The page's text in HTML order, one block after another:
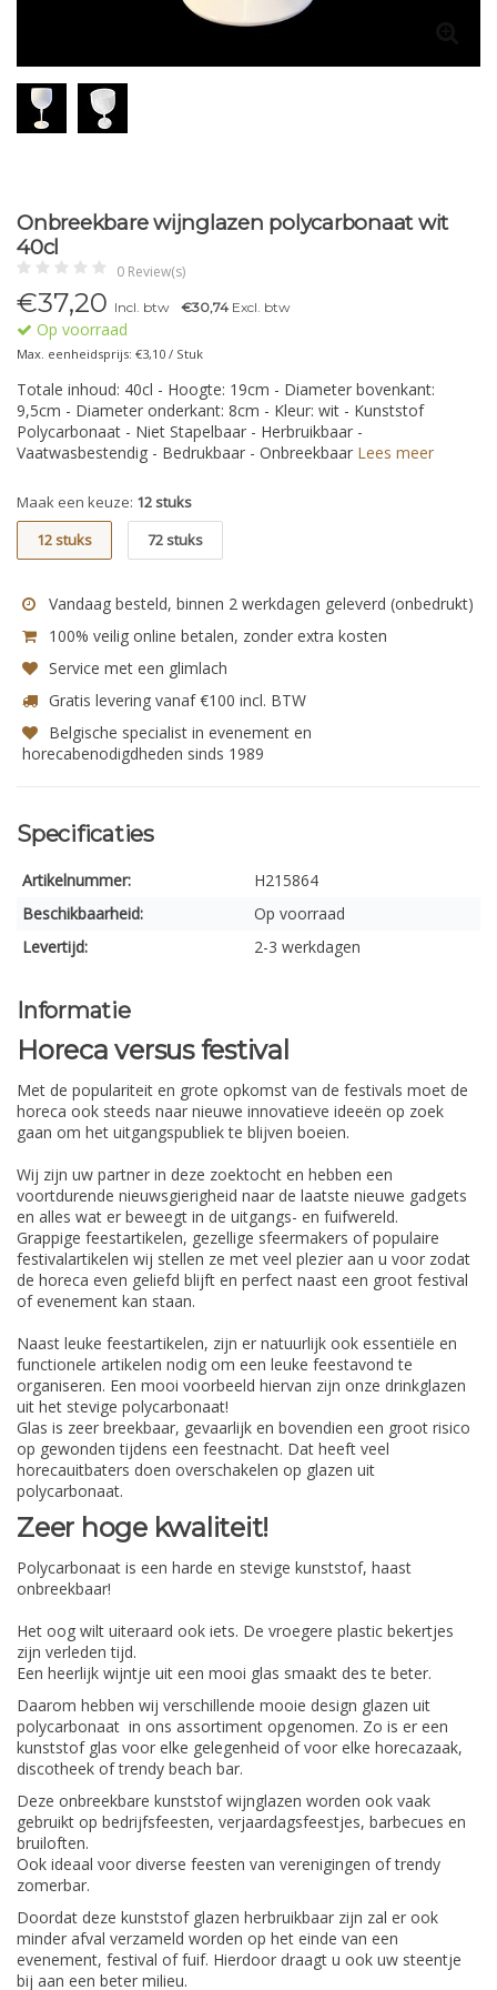
Onbreekbare wijnglazen polycarbonaat wit
40cl
0 Review(s)
€37,20 Incl. btw €30,74 Excl. btw
Op voorraad
Max. eenheidsprijs: €3,10 / Stuk
Totale inhoud: 40cl - Hoogte: 19cm - Diameter bovenkant:
9,5cm - Diameter onderkant: 8cm - Kleur: wit - Kunststof
Polycarbonaat - Niet Stapelbaar - Herbruikbaar -
Vaatwasbestendig - Bedrukbaar - Onbreekbaar Lees meer
Maak een keuze: 12 stuks
12 stuks
72 stuks
Vandaag besteld, binnen 2 werkdagen geleverd (onbedrukt)
100% veilig online betalen, zonder extra kosten
Service met een glimlach
Gratis levering vanaf €100 incl. BTW
Belgische specialist in evenement en
horecabenodigdheden sinds 1989
Specificaties
Artikelnummer:
H215864
Beschikbaarheid:
Op voorraad
Levertijd:
2-3 werkdagen
Informatie
Horeca versus festival
Met de populariteit en grote opkomst van de festivals moet de
horeca ook steeds naar nieuwe innovatieve ideeën op zoek
gaan om het uitgangspubliek te blijven boeien.
Wij zijn uw partner in deze zoektocht en hebben een
voortdurende nieuwsgierigheid naar de laatste nieuwe gadgets
en alles wat er beweegt in de uitgangs- en fuifwereld.
Grappige feestartikelen, gezellige sfeermakers of populaire
festivalartikelen wij stellen ze met veel plezier aan u voor zodat
de horeca even geliefd blijft en perfect naast een groot festival
of evenement kan staan.
Naast leuke feestartikelen, zijn er natuurlijk ook essentiële en
functionele artikelen nodig om een leuke feestavond te
organiseren. Een mooi voorbeeld hiervan zijn onze drinkglazen
uit het stevige polycarbonaat!
Glas is zeer breekbaar, gevaarlijk en bovendien een groot risico
op gewonden tijdens een feestnacht. Dat heeft veel
horecauitbaters doen overschakelen op glazen uit
polycarbonaat.
Zeer hoge kwaliteit!
Polycarbonaat is een harde en stevige kunststof, haast
onbreekbaar!
Het oog wilt uiteraard ook iets. De vroegere plastic bekertjes
zijn verleden tijd.
Een heerlijk wijntje uit een mooi glas smaakt des te beter.
Daarom hebben wij verschillende mooie design glazen uit
polycarbonaat in ons assortiment opgenomen. Zo is er een
kunststof glas voor elke gelegenheid of voor elke horecazaak,
discotheek of trendy beach bar.
Deze onbreekbare kunststof wijnglazen worden ook vaak
gebruikt op bedrijfsfeesten, verjaardagsfeestjes, barbecues en
bruiloften.
Ook ideaal voor diverse feesten van verenigingen of trendy
zomerbar.
Doordat deze kunststof glazen herbruikbaar zijn zal er ook
minder afval verzameld worden op het einde van een
evenement, festival of fuif. Hierdoor draagt u ook uw steentje
bij aan een beter milieu.